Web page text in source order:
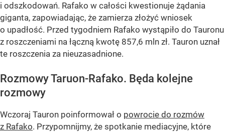
i odszkodowań. Rafako w całości kwestionuje żądania
giganta, zapowiadając, że zamierza złożyć wniosek
o upadłość. Przed tygodniem Rafako wystąpiło do Tauronu
z roszczeniami na łączną kwotę 857,6 mln zł. Tauron uznał
te roszczenia za nieuzasadnione.
Rozmowy Taruon-Rafako. Będa kolejne
rozmowy
Wczoraj Tauron poinformował o powrocie do rozmów
z Rafako. Przypomnijmy, że spotkanie mediacyjne, które